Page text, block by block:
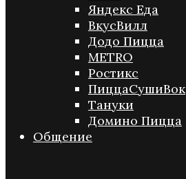
Яндекс Еда
ВкусВилл
Додо Пицца
METRO
Ростикс
ПиццаСушиВок
Тануки
Домино Пицца
Общение